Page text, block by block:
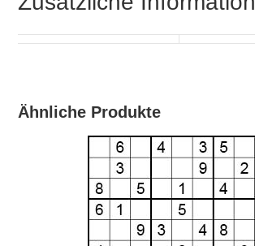
Ähnliche Produkte